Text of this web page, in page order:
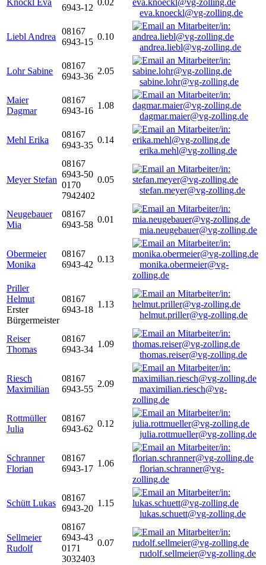
Knöckl Eva
6943-12
0.02
eva.knoeckl@vg-zolling.de
Liebl Andrea
08167
6943-15
0.10
andrea.liebl@vg-zolling.de
Lohr Sabine
08167
6943-36
2.05
sabine.lohr@vg-zolling.de
Maier
Dagmar
08167
6943-16
1.08
dagmar.maier@vg-zolling.de
Mehl Erika
08167
6943-35
0.14
erika.mehl@vg-zolling.de
Meyer Stefan
08167
6943-50
0170
7942402
0.05
stefan.meyer@vg-zolling.de
Neugebauer
Mia
08167
6943-58
0.01
mia.neugebauer@vg-zolling.de
Obermeier
Monika
08167
6943-42
0.13
monika.obermeier@vg-
zolling.de
Priller
Helmut
Erster
Bürgermeister
08167
6943-18
1.13
helmut.priller@vg-zolling.de
Reiser
Thomas
08167
6943-34
1.09
thomas.reiser@vg-zolling.de
Riesch
Maximilian
08167
6943-55
2.09
maximilian.riesch@vg-
zolling.de
Rottmüller
Julia
08167
6943-62
0.12
julia.rottmueller@vg-zolling.de
Schranner
Florian
08167
6943-17
1.06
florian.schranner@vg-
zolling.de
Schütt Lukas
08167
6943-20
1.15
lukas.schuett@vg-zolling.de
Sellmeier
Rudolf
08167
6943-43
0171
3032403
0.07
rudolf.sellmeier@vg-zolling.de